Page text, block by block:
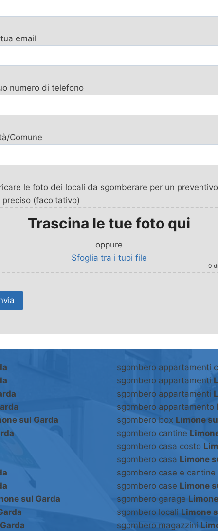
email
numero di telefono
Comune
le foto dei locali da sgomberare per un preventivo
preciso (facoltativo)
Trascina le tue foto qui
oppure
Sfoglia tra i tuoi file
0
sul Garda
sul Garda
sgombero appartamenti
sgombero appartamenti
sgombero appartamenti
sgombero appartamento
sgombero box Limone
sgombero cantine
sgombero casa costo
sgombero casa Limone
sgombero case e cantine
sgombero case Limone
sgombero garage
sgombero locali Limone
sgombero magazzini